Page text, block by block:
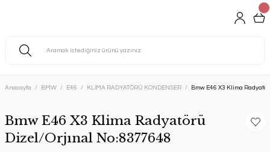
Anasayfa BMW E46 KLİMA RADYATÖRÜ KONDENSER Bmw E46 X3 Klima
Bmw E46 X3 Klima Radyatörü
Dizel/Orjınal No:8377648